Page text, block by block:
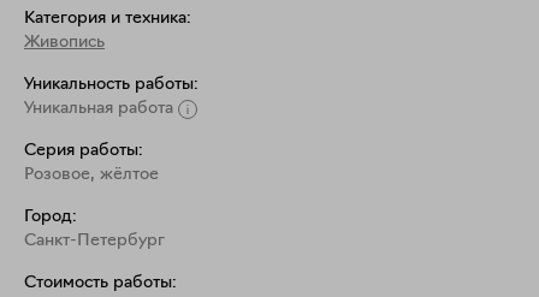
Категория и техника:
Живопись
Уникальность работы:
Уникальная работа
Серия работы:
Розовое, жёлтое
Город:
Санкт-Петербург
Стоимость работы: